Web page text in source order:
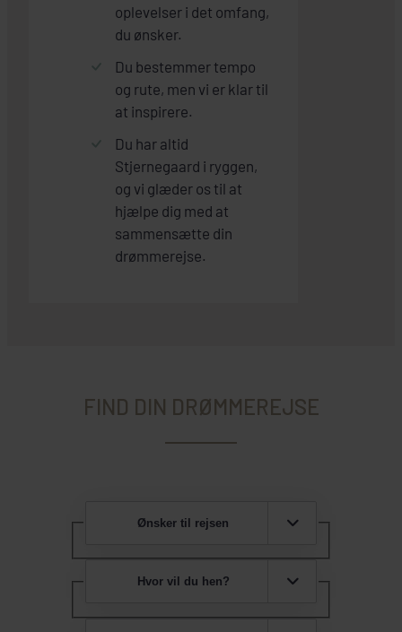
oplevelser i det omfang,
du ønsker.
Du bestemmer tempo
og rute, men vi er klar til
at inspirere.
Du har altid
Stjernegaard i ryggen,
og vi glæder os til at
hjælpe dig med at
sammensætte din
drømmerejse.
FIND DIN DRØMMEREJSE
Ønsker til rejsen
Hvor vil du hen?